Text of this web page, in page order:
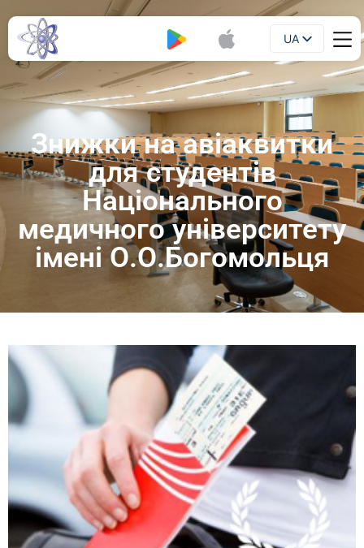
UA
EN
Знижки на авіаквитки
для студентів
Національного
медичного університету
імені О.О.Богомольця